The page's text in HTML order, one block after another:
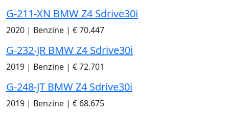
G-211-XN BMW Z4 Sdrive30i
2020 | Benzine | € 70.447
G-232-JR BMW Z4 Sdrive30i
2019 | Benzine | € 72.701
G-248-JT BMW Z4 Sdrive30i
2019 | Benzine | € 68.675